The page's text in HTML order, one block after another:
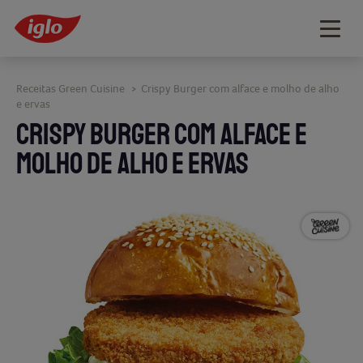
CRISPY BURGER COM ALFACE E
MOLHO DE ALHO E ERVAS
Receitas Green Cuisine > Crispy Burger com alface e molho de alho
e ervas